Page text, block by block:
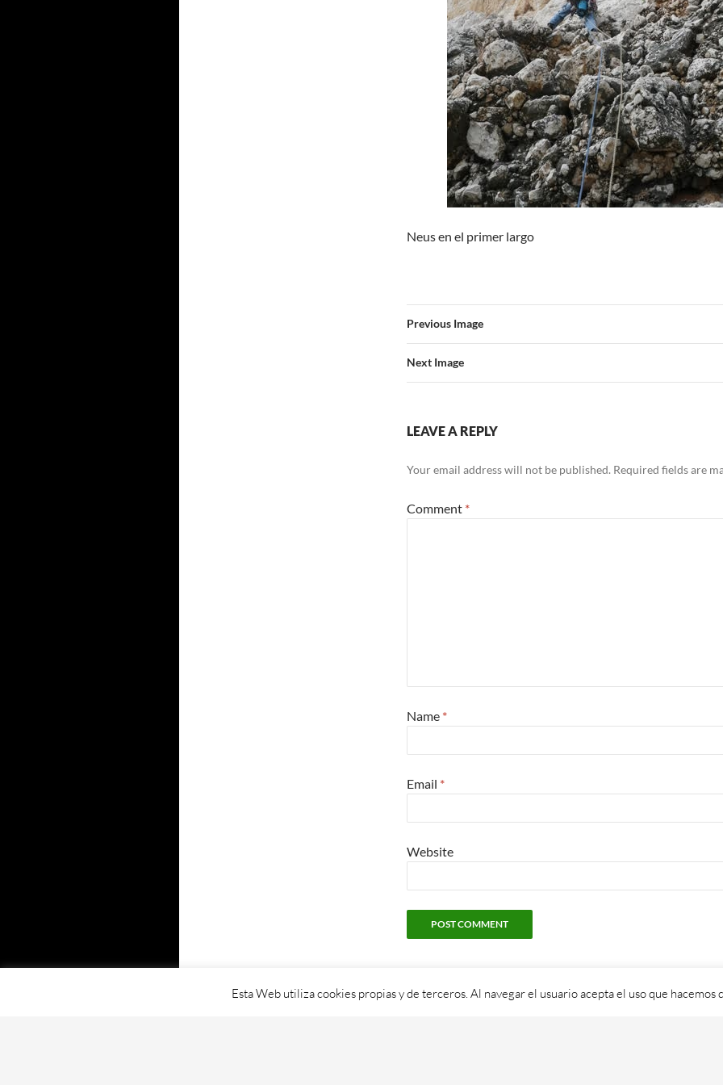
Neus en el primer largo
Previous Image
Next Image
LEAVE A REPLY
Your email address will not be published. Required fields are
Comment *
Name *
Email *
Website
Esta Web utiliza cookies propias y de terceros. Al navegar el usuario acepta el uso que hacemos